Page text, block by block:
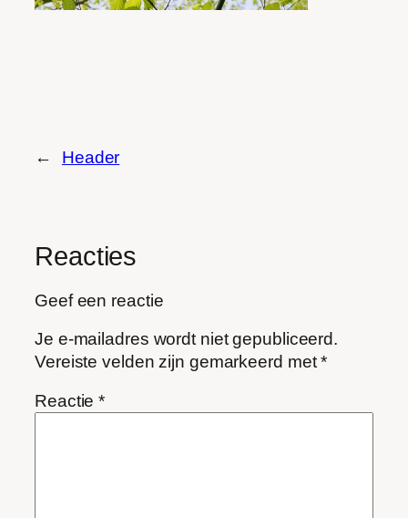
← Header
Reacties
Geef een reactie
Je e-mailadres wordt niet gepubliceerd.
Vereiste velden zijn gemarkeerd met*
Reactie*